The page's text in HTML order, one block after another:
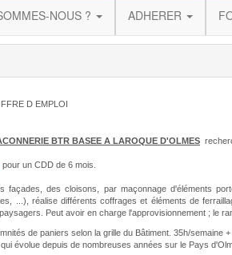
NOUS ? ADHERER
D EMPLOI
BTR BASEE A LAROQUE D'OLMES
pour un CDD de 6 mois.
façades, des cloisons, par maçonnage d'éléments
...), réalise différents coffrages et éléments de
Peut avoir en charge l'approvisionnement ; le
de paniers selon la grille du Bâtiment. 35h/semaine
évolue depuis de nombreuses années sur le Pays